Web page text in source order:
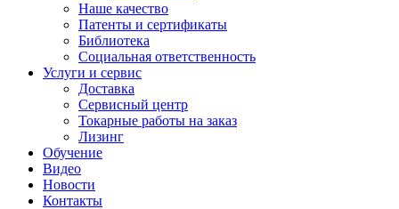
Наше качество
Патенты и сертификаты
Библиотека
Социальная ответственность
Услуги и сервис
Доставка
Сервисный центр
Токарные работы на заказ
Лизинг
Обучение
Видео
Новости
Контакты